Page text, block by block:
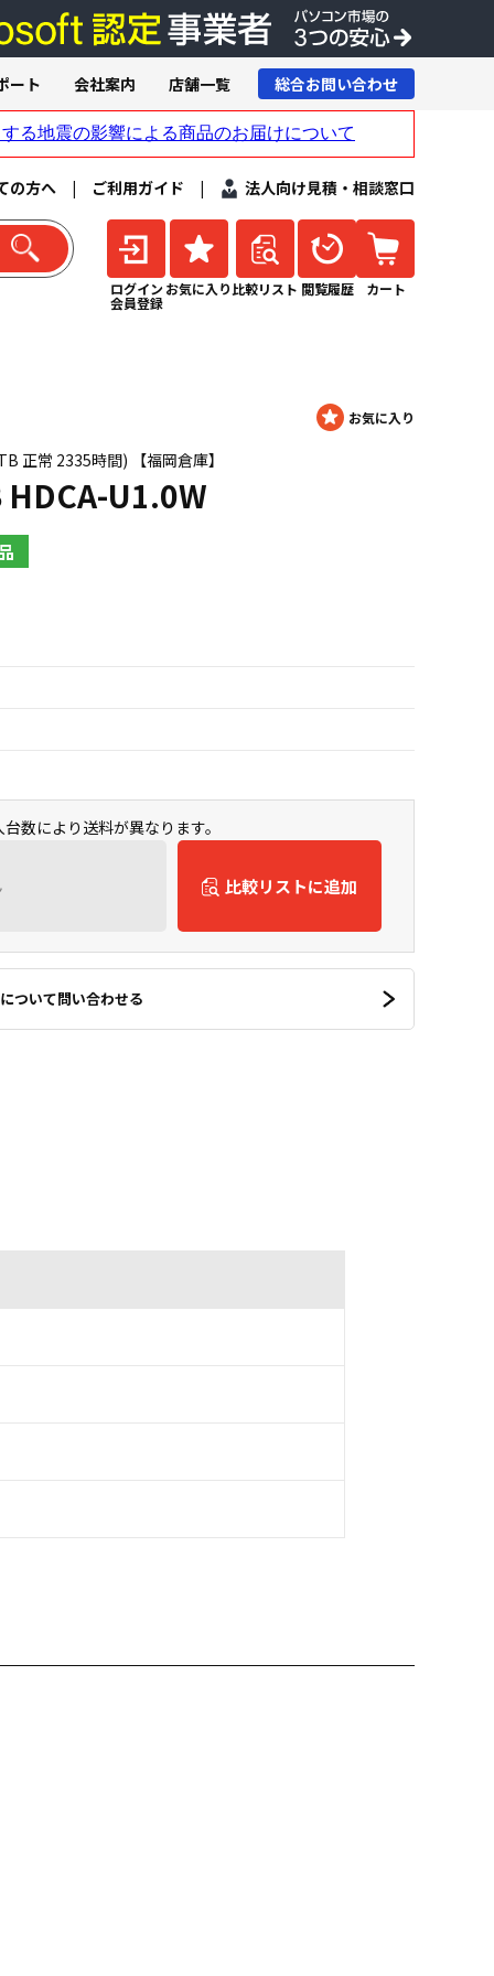
の方へ | ご利用ガイド | 法人向け見積・相談窓口
ログイン
会員登録
お気に入り 比較リスト 閲覧履歴 カート
ート 会社案内 店舗一覧 総合お問い合わせ
正常 2335時間) 【福岡倉庫】
HDCA-U1.0W
により送料が異なります。
比較リストに追加
ついて問い合わせる